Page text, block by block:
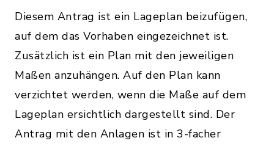
Diesem Antrag ist ein Lageplan beizufügen,
auf dem das Vorhaben eingezeichnet ist.
Zusätzlich ist ein Plan mit den jeweiligen
Maßen anzuhängen. Auf den Plan kann
verzichtet werden, wenn die Maße auf dem
Lageplan ersichtlich dargestellt sind. Der
Antrag mit den Anlagen ist in 3-facher